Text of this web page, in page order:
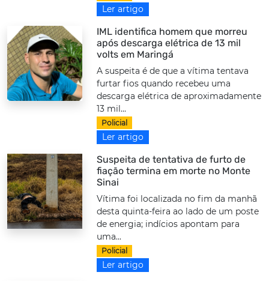
Ler artigo
IML identifica homem que morreu
após descarga elétrica de 13 mil
volts em Maringá
A suspeita é de que a vítima tentava
furtar fios quando recebeu uma
descarga elétrica de aproximadamente
13 mil...
Policial
Ler artigo
Suspeita de tentativa de furto de
fiação termina em morte no Monte
Sinai
Vítima foi localizada no fim da manhã
desta quinta-feira ao lado de um poste
de energia; indícios apontam para
uma...
Policial
Ler artigo